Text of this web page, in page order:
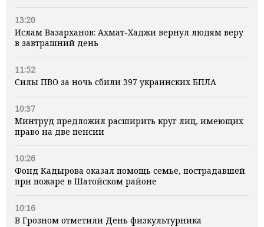
13:20
Ислам Вазарханов: Ахмат-Хаджи вернул людям веру
в завтрашний день
11:52
Силы ПВО за ночь сбили 397 украинских БПЛА
10:37
Минтруд предложил расширить круг лиц, имеющих
право на две пенсии
10:26
Фонд Кадырова оказал помощь семье, пострадавшей
при пожаре в Шатойском районе
10:16
В Грозном отметили День физкультурника